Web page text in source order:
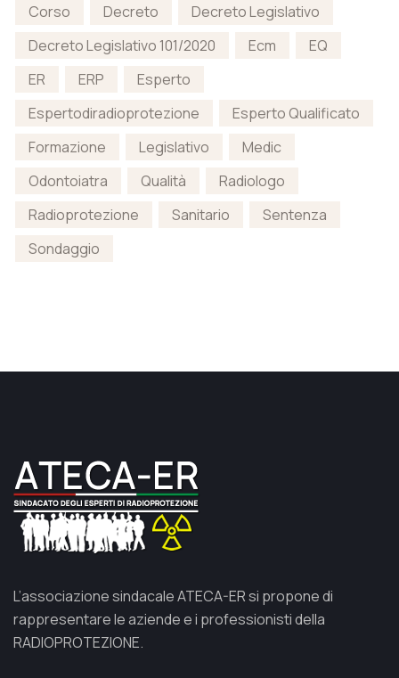
Corso
Decreto
Decreto Legislativo
Decreto Legislativo 101/2020
Ecm
EQ
ER
ERP
Esperto
Espertodiradioprotezione
Esperto Qualificato
Formazione
Legislativo
Medic
Odontoiatra
Qualità
Radiologo
Radioprotezione
Sanitario
Sentenza
Sondaggio
L’associazione sindacale ATECA-ER si propone di
rappresentare le aziende e i professionisti della
RADIOPROTEZIONE.